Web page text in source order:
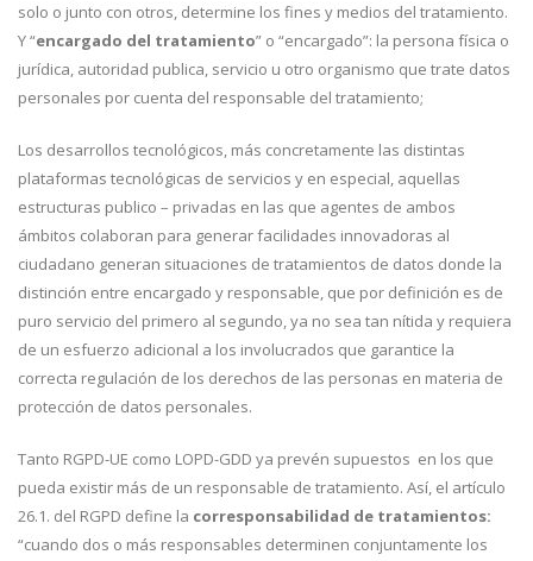
solo o junto con otros, determine los fines y medios del tratamiento.
Y “encargado del tratamiento” o “encargado”: la persona física o
jurídica, autoridad publica, servicio u otro organismo que trate datos
personales por cuenta del responsable del tratamiento;
Los desarrollos tecnológicos, más concretamente las distintas
plataformas tecnológicas de servicios y en especial, aquellas
estructuras publico – privadas en las que agentes de ambos
ámbitos colaboran para generar facilidades innovadoras al
ciudadano generan situaciones de tratamientos de datos donde la
distinción entre encargado y responsable, que por definición es de
puro servicio del primero al segundo, ya no sea tan nítida y requiera
de un esfuerzo adicional a los involucrados que garantice la
correcta regulación de los derechos de las personas en materia de
protección de datos personales.
Tanto RGPD-UE como LOPD-GDD ya prevén supuestos en los que
pueda existir más de un responsable de tratamiento. Así, el artículo
26.1. del RGPD define la corresponsabilidad de tratamientos:
“cuando dos o más responsables determinen conjuntamente los